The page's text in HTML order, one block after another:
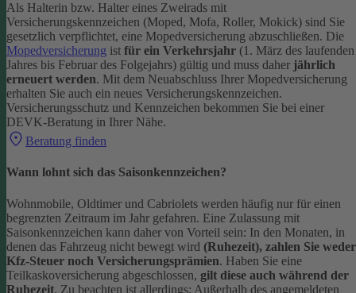
Als Halterin bzw. Halter eines Zweirads mit
Versicherungskennzeichen (Moped, Mofa, Roller, Mokick) sind Sie
gesetzlich verpflichtet, eine Mopedversicherung abzuschließen. Die
Mopedversicherung ist für ein Verkehrsjahr (1. März des laufenden
Jahres bis Februar des Folgejahrs) gültig und muss daher jährlich
erneuert werden. Mit dem Neuabschluss Ihrer Mopedversicherung
erhalten Sie auch ein neues Versicherungskennzeichen.
Versicherungsschutz und Kennzeichen bekommen Sie bei einer
DEVK-Beratung in Ihrer Nähe.
Beratung finden
Wann lohnt sich das Saisonkennzeichen?
Wohnmobile, Oldtimer und Cabriolets werden häufig nur für einen
begrenzten Zeitraum im Jahr gefahren. Eine Zulassung mit
Saisonkennzeichen kann daher von Vorteil sein: In den Monaten, in
denen das Fahrzeug nicht bewegt wird (Ruhezeit), zahlen Sie weder
Kfz-Steuer noch Versicherungsprämien. Haben Sie eine
Teilkaskoversicherung abgeschlossen, gilt diese auch während der
Ruhezeit. Zu beachten ist allerdings: Außerhalb des angemeldeten